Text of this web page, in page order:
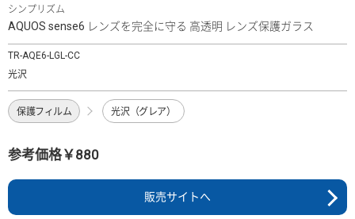
シンプリズム
AQUOS sense6 レンズを完全に守る 高透明 レンズ保護ガラス
TR-AQE6-LGL-CC
光沢
保護フィルム 光沢（グレア）
参考価格￥880
販売サイトへ